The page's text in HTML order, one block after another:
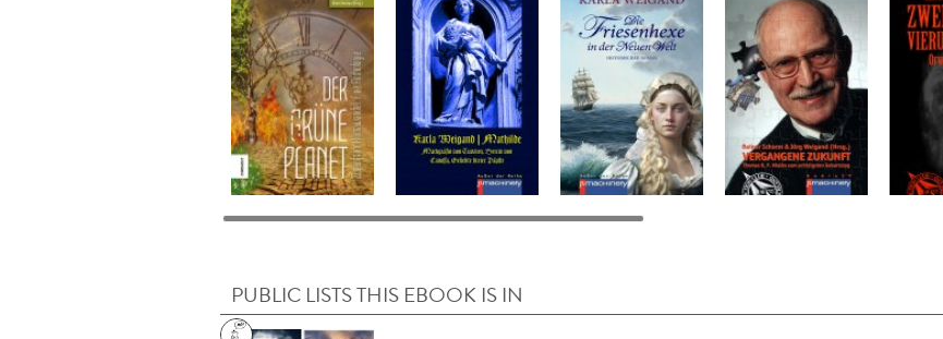
PUBLIC LISTS THIS EBOOK IS IN